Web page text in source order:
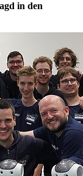
in den